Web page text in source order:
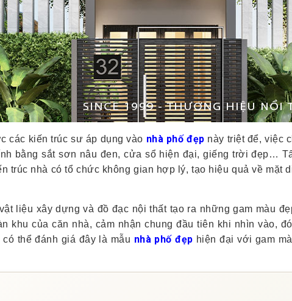
các kiến trúc sư áp dụng vào nhà phố đẹp này triệt để, việc
bằng sắt sơn nâu đen, cửa sổ hiện đại, giếng trời đẹp…
trúc nhà có tổ chức không gian hợp lý, tạo hiệu quả về mặt
liệu xây dựng và đồ đạc nội thất tạo ra những gam màu
khu của căn nhà, cảm nhận chung đầu tiên khi nhìn vào,
thể đánh giá đây là mẫu nhà phố đẹp hiện đại với gam